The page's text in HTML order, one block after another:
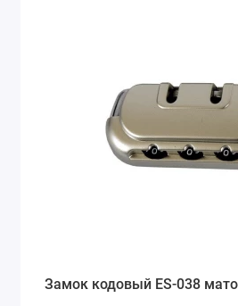
Замок кодовый ES-038